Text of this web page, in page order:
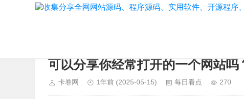
可以分享你经常打开的一个网站吗
卡卷网 1年前 (2025-05-15) 每日看点 270